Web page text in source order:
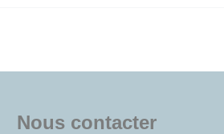
Nous contacter